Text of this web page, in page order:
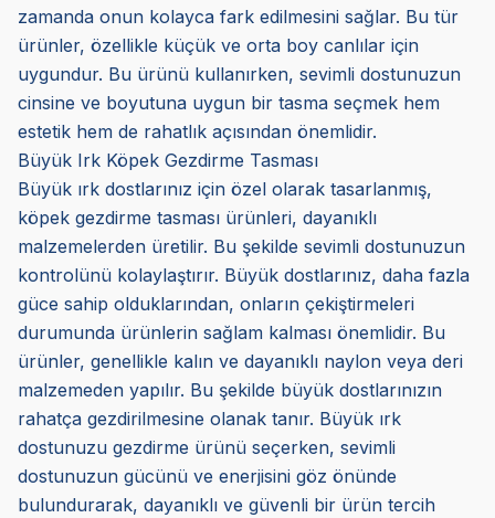
zamanda onun kolayca fark edilmesini sağlar. Bu tür
ürünler, özellikle küçük ve orta boy canlılar için
uygundur. Bu ürünü kullanırken, sevimli dostunuzun
cinsine ve boyutuna uygun bir tasma seçmek hem
estetik hem de rahatlık açısından önemlidir.
Büyük Irk Köpek Gezdirme Tasması
Büyük ırk dostlarınız için özel olarak tasarlanmış,
köpek gezdirme tasması ürünleri, dayanıklı
malzemelerden üretilir. Bu şekilde sevimli dostunuzun
kontrolünü kolaylaştırır. Büyük dostlarınız, daha fazla
güce sahip olduklarından, onların çekiştirmeleri
durumunda ürünlerin sağlam kalması önemlidir. Bu
ürünler, genellikle kalın ve dayanıklı naylon veya deri
malzemeden yapılır. Bu şekilde büyük dostlarınızın
rahatça gezdirilmesine olanak tanır. Büyük ırk
dostunuzu gezdirme ürünü seçerken, sevimli
dostunuzun gücünü ve enerjisini göz önünde
bulundurarak, dayanıklı ve güvenli bir ürün tercih